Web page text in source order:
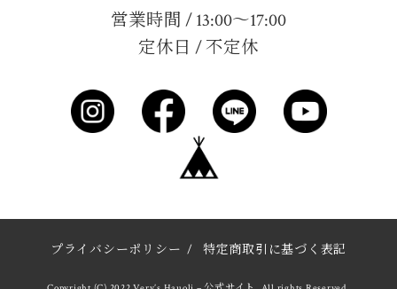
営業時間 / 13:00～17:00
定休日 / 不定休
プライバシーポリシー / 特定商取引に基づく表記